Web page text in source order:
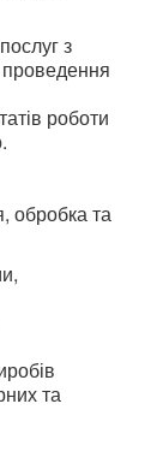
з
проведення
роботи
обробка та
та